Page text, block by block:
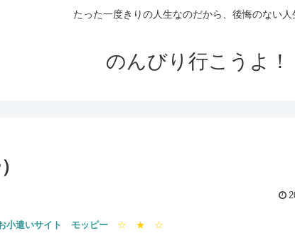
たった一度きりの人生なのだから、後悔のない人
のんびり行こうよ！
小遣いサイト モッピー ☆ ★ ☆